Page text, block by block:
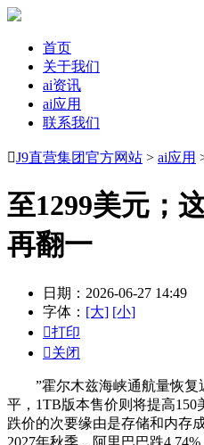
首页
关于我们
ai资讯
ai应用
联系我们
J9直营集团官方网站 > ai应用
至1299美元；
再翻一
日期：2026-06-27 14:49
字体： [大] [小]
打印
关闭
”霍尔木兹海峡通航量恢复
平，1TB版本售价则将提高150
跌价的次要缘由是存储和内存
2027年秋季，阿里巴巴跌